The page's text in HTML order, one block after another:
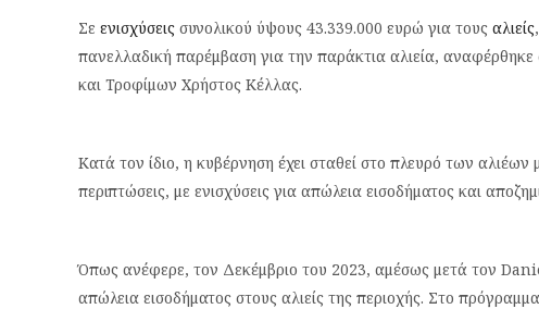
Σε ενισχύσεις συνολικού ύψους 43.339.000 ευρώ για τους αλιείς
πανελλαδική παρέμβαση για την παράκτια αλιεία,
και Τροφίμων Χρήστος Κέλλας.
Κατά τον ίδιο, η κυβέρνηση έχει σταθεί στο πλευρό των
περιπτώσεις, με ενισχύσεις για απώλεια εισοδήματος και
Όπως ανέφερε, τον Δεκέμβριο του 2023, αμέσως μετά τον
απώλεια εισοδήματος στους αλιείς της περιοχής. Στο